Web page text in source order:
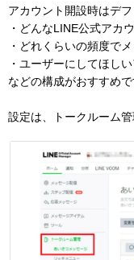
アカウント開設時はデ
・どんなLINE公式アカ
・どれくらいの頻度で
・ユーザーにしてほし
などの構成がおすすめで
設定は、トークルーム